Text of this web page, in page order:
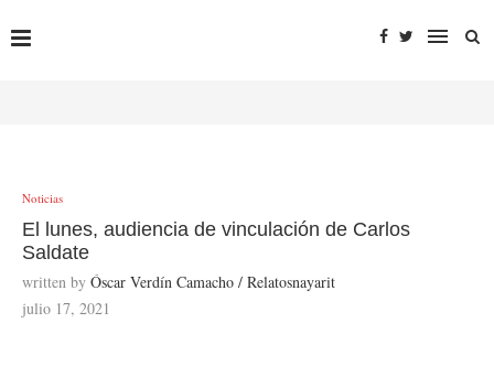
Noticias
El lunes, audiencia de vinculación de Carlos
Saldate
written by Óscar Verdín Camacho / Relatosnayarit
julio 17, 2021